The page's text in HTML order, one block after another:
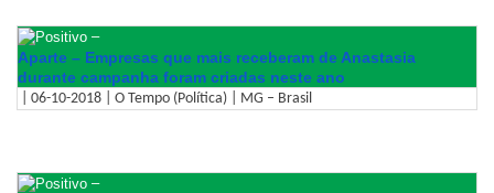
–
Aparte – Empresas que mais receberam de Anastasia
durante campanha foram criadas neste ano
| 06-10-2018 | O Tempo (Política) | MG – Brasil
–